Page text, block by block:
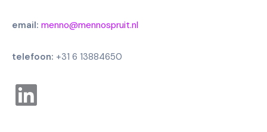
email: menno@mennospruit.nl
telefoon: +31 6 13884650
Linkedin